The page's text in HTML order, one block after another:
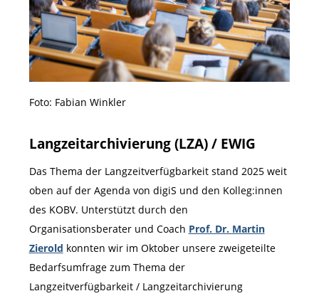
Foto: Fabian Winkler
Langzeitarchivierung (LZA) / EWIG
Das Thema der Langzeitverfügbarkeit stand 2025 weit
oben auf der Agenda von digiS und den Kolleg:innen
des KOBV. Unterstützt durch den
Organisationsberater und Coach Prof. Dr. Martin
Zierold konnten wir im Oktober unsere zweigeteilte
Bedarfsumfrage zum Thema der
Langzeitverfügbarkeit / Langzeitarchivierung